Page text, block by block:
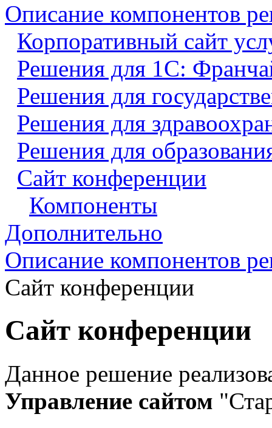
Описание компонентов
Корпоративный сайт
Решения для 1С:
Решения для
Решения для
Решения для
Сайт конференции
Компоненты
Дополнительно
Описание компонентов
Сайт конференции
Сайт конференции
Данное решение
Управление сайтом